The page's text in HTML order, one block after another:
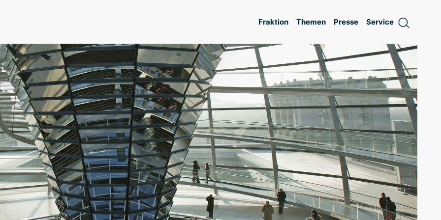
Fraktion Themen Presse Service